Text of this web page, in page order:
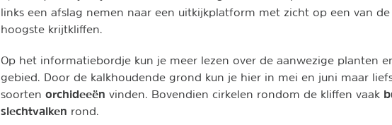
links een afslag nemen naar een uitkijkplatform met zicht op een van
hoogste krijtkliffen.
Op het informatiebordje kun je meer lezen over de aanwezige planten
gebied. Door de kalkhoudende grond kun je hier in mei en juni maar
soorten orchideeën vinden. Bovendien cirkelen rondom de kliffen vaak
slechtvalken rond.